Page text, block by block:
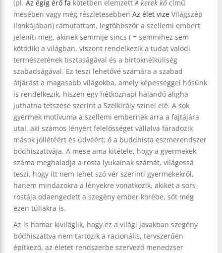
(pl. Az égig érő fa kötetben elemzettA kerek kő című
mesében vagy még részletesebben Az élet vize Világszép
Ilonkájában) rámutattam, legtöbbször a szellemi embert
jeleníti meg, akinek semmije sincs ( = semmihez sem
kötődik) a világban, viszont rendelkezik a tudat valódi
természetének tisztaságával és a birtoknélküliség
szabadságával. Ez teszi lehetővé számára a szabad
átjárást a magasabb világokba, amely képességgel hősünk
is rendelkezik, hiszen egy hétköznapi halandó aligha
juthatna tetszése szerint a Szélkirály színei elé. A sok
gyermek motívuma a szellemi embernek arra a fajtájára
utal, aki számos lényért felelősséget vállalva fáradozik
mások jóllétéért és üdvéért; ő a buddhista eszmerendszer
bódhiszattvája. A mese ama kitétele, hogy a gyermekek
száma meghaladja a rosta lyukainak számát, világossá
teszi, hogy itt nem lehet szó vér szerinti gyermekekről,
hanem mindazokra a lényekre vonatkozik, akiket a sors
rostája odaengedett a szegény ember körébe, sőt még
ezen túliakra is.
Az is hamar kiviláglik, hogy ez a világi javakban szegény
bódhiszattva nem tartozik a racionális, tervszerűen
építkező, az életet rendszerbe szervező menedzser